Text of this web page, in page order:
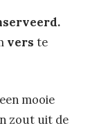
vers te
mooie
zout uit de